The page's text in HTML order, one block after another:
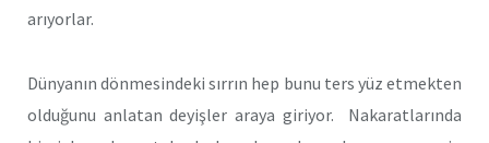
arıyorlar.
Dünyanın dönmesindeki sırrın hep bunu ters yüz etmekten
olduğunu anlatan deyişler araya giriyor. Nakaratlarında